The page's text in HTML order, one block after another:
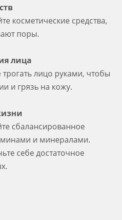
косметические средства,
поры.
лица
лицо руками, чтобы
и грязь на кожу.
сбалансированное
и минералами.
себе достаточное